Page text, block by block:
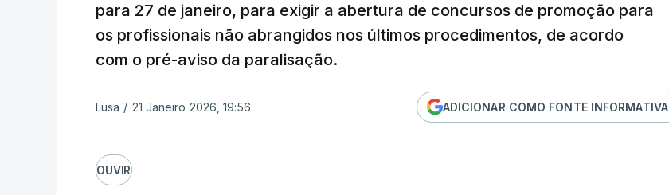
para 27 de janeiro, para exigir a abertura de concursos de promoção para
os profissionais não abrangidos nos últimos procedimentos, de acordo
com o pré-aviso da paralisação.
Lusa / 21 Janeiro 2026, 19:56 ADICIONAR COMO FONTE INFORMATIVA
OUVIR